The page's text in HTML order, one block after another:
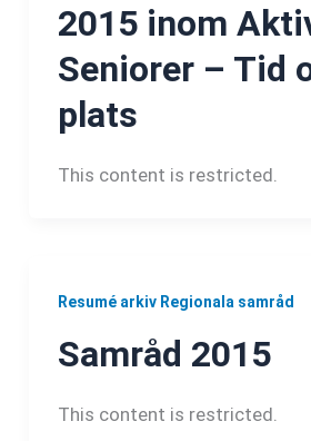
2015 inom
Seniorer – Tid
plats
This content is restricted.
Resumé arkiv Regionala samråd
Samråd 2015
This content is restricted.